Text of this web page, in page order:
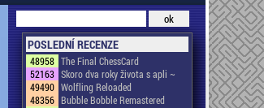
POSLEDNÍ RECENZE
48958 The Final ChessCard
52163 Skoro dva roky života s apli ~
49490 Wolfling Reloaded
48356 Bubble Bobble Remastered